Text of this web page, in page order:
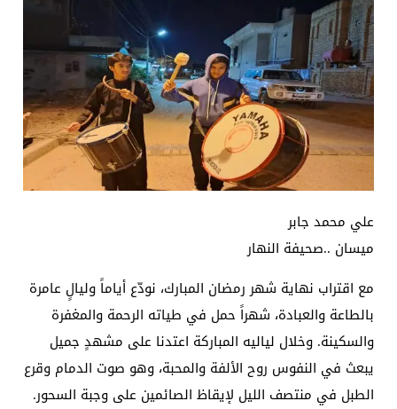
علي محمد جابر
ميسان ..صحيفة النهار
مع اقتراب نهاية شهر رمضان المبارك، نودّع أياماً وليالٍ عامرة
بالطاعة والعبادة، شهراً حمل في طياته الرحمة والمغفرة
والسكينة. وخلال لياليه المباركة اعتدنا على مشهدٍ جميل
يبعث في النفوس روح الألفة والمحبة، وهو صوت الدمام وقرع
الطبل في منتصف الليل لإيقاظ الصائمين على وجبة السحور.